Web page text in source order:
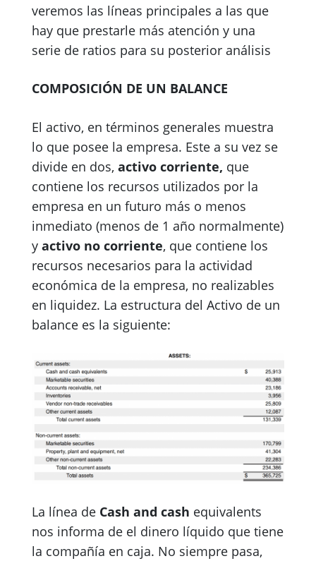
veremos las líneas principales a las que
hay que prestarle más atención y una
serie de ratios para su posterior análisis
COMPOSICIÓN DE UN BALANCE
El activo, en términos generales muestra
lo que posee la empresa. Este a su vez se
divide en dos, activo corriente, que
contiene los recursos utilizados por la
empresa en un futuro más o menos
inmediato (menos de 1 año normalmente)
y activo no corriente, que contiene los
recursos necesarios para la actividad
económica de la empresa, no realizables
en liquidez. La estructura del Activo de un
balance es la siguiente:
La línea de Cash and cash equivalents
nos informa de el dinero líquido que tiene
la compañía en caja. No siempre pasa,